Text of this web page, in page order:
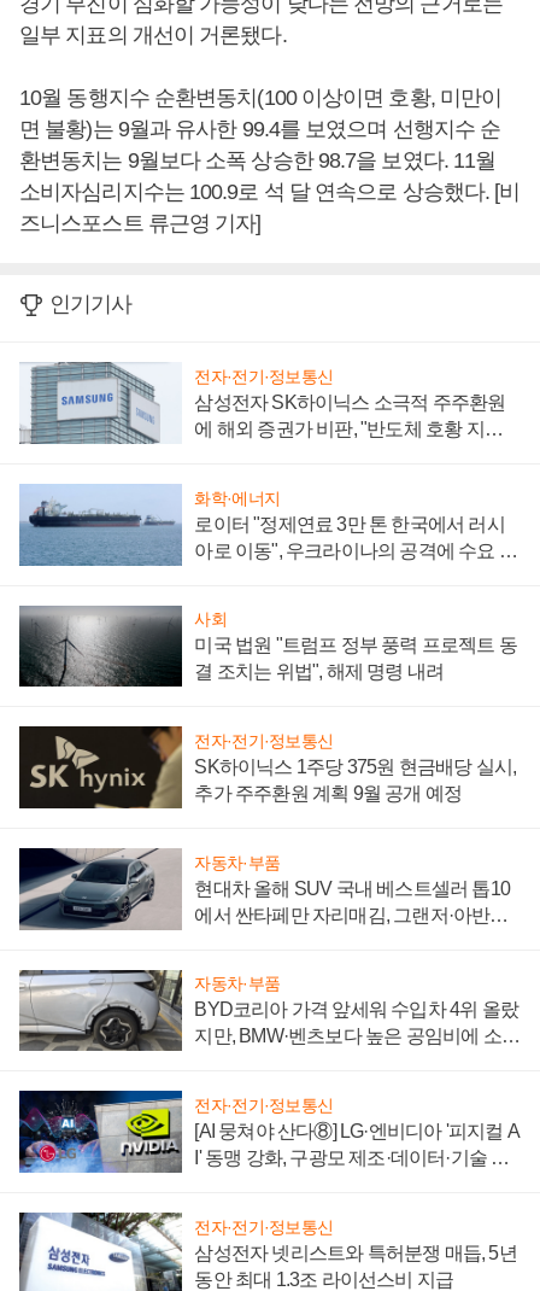
일부 지표의 개선이 거론됐다.
10월 동행지수 순환변동치(100 이상이면 호황, 미만이
면 불황)는 9월과 유사한 99.4를 보였으며 선행지수 순
환변동치는 9월보다 소폭 상승한 98.7을 보였다. 11월
소비자심리지수는 100.9로 석 달 연속으로 상승했다. [비
즈니스포스트 류근영 기자]
인기기사
전자·전기·정보통신
삼성전자 SK하이닉스 소극적 주주환원
에 해외 증권가 비판, "반도체 호황 지속
화학·에너지
로이터 "정제연료 3만 톤 한국에서 러시
아로 이동", 우크라이나의 공격에 수요 늘
사회
미국 법원 "트럼프 정부 풍력 프로젝트 동
결 조치는 위법", 해제 명령 내려
전자·전기·정보통신
SK하이닉스 1주당 375원 현금배당 실시,
추가 주주환원 계획 9월 공개 예정
자동차·부품
현대차 올해 SUV 국내 베스트셀러 톱10
에서 싼타페만 자리매김, 그랜저·아반떼
자동차·부품
BYD코리아 가격 앞세워 수입차 4위 올랐
지만, BMW·벤츠보다 높은 공임비에 소비
전자·전기·정보통신
[AI 뭉쳐야 산다⑧] LG·엔비디아 '피지컬 A
I' 동맹 강화, 구광모 제조·데이터·기술 결
전자·전기·정보통신
삼성전자 넷리스트와 특허분쟁 매듭, 5년
동안 최대 1.3조 라이선스비 지급